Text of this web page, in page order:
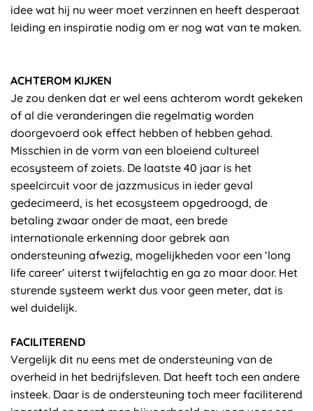
idee wat hij nu weer moet verzinnen en heeft desperaat
leiding en inspiratie nodig om er nog wat van te maken.
ACHTEROM KIJKEN
Je zou denken dat er wel eens achterom wordt gekeken
of al die veranderingen die regelmatig worden
doorgevoerd ook effect hebben of hebben gehad.
Misschien in de vorm van een bloeiend cultureel
ecosysteem of zoiets. De laatste 40 jaar is het
speelcircuit voor de jazzmusicus in ieder geval
gedecimeerd, is het ecosysteem opgedroogd, de
betaling zwaar onder de maat, een brede
internationale erkenning door gebrek aan
ondersteuning afwezig, mogelijkheden voor een ‘long
life career’ uiterst twijfelachtig en ga zo maar door. Het
sturende systeem werkt dus voor geen meter, dat is
wel duidelijk.
FACILITEREND
Vergelijk dit nu eens met de ondersteuning van de
overheid in het bedrijfsleven. Dat heeft toch een andere
insteek. Daar is de ondersteuning toch meer faciliterend